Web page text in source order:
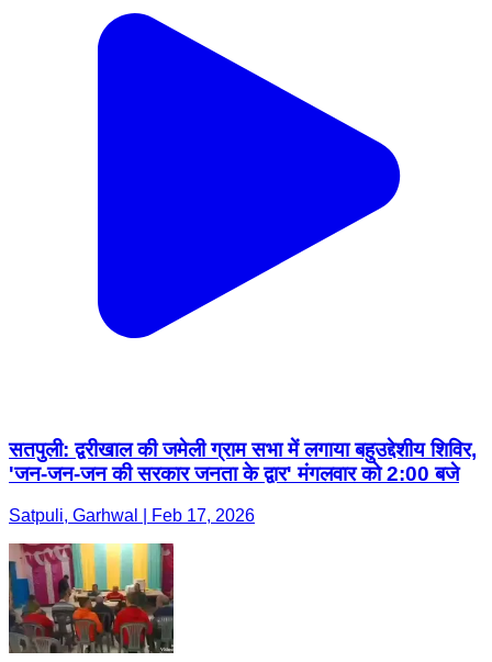
सतपुली: द्वरीखाल की जमेली ग्राम सभा में लगाया बहुउद्देशीय शिविर,
'जन-जन-जन की सरकार जनता के द्वार' मंगलवार को 2:00 बजे
Satpuli, Garhwal | Feb 17, 2026